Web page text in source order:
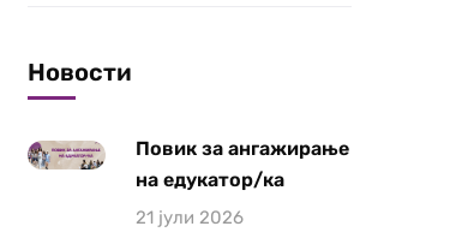
Новости
Повик за ангажирање
на едукатор/ка
21 јули 2026